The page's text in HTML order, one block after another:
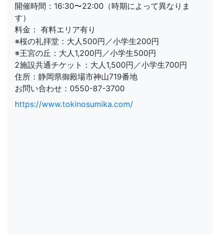
開催時間：16:30〜22:00（時期によって異なりま
す）
料金： 有料エリア有り
※桜の礼拝堂：大人500円／小学生200円
※王宮の丘：大人1,200円／小学生500円
2施設共通チケット：大人1,500円／小学生700円
住所：静岡県御殿場市神山719番地
お問い合わせ：0550-87-3700
https://www.tokinosumika.com/